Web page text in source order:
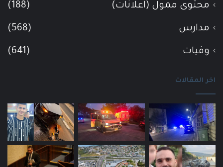
محتوى ممول (اعلانات) (188)
مدارس (568)
وفيات (641)
اخر المقالات